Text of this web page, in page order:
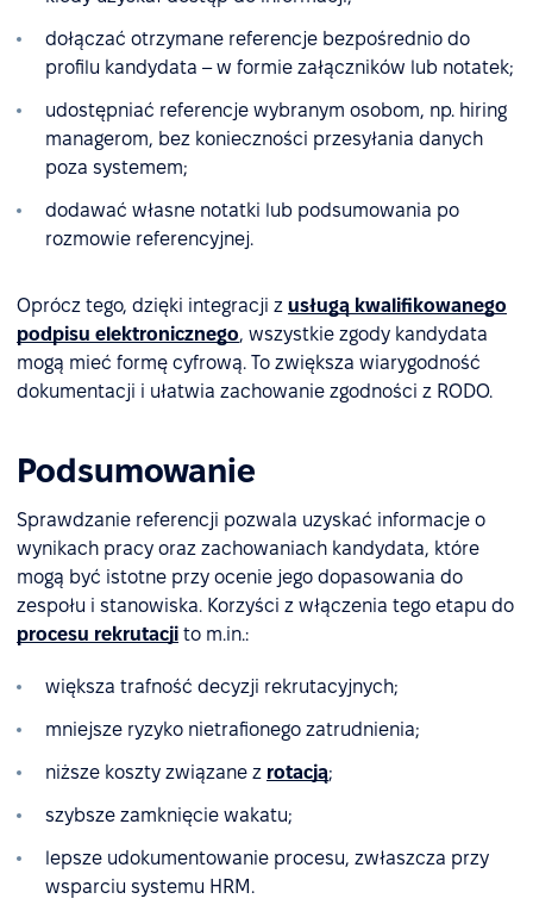
dołączać otrzymane referencje bezpośrednio do
profilu kandydata – w formie załączników lub notatek;
udostępniać referencje wybranym osobom, np. hiring
managerom, bez konieczności przesyłania danych
poza systemem;
dodawać własne notatki lub podsumowania po
rozmowie referencyjnej.
Oprócz tego, dzięki integracji z usługą kwalifikowanego
podpisu elektronicznego, wszystkie zgody kandydata
mogą mieć formę cyfrową. To zwiększa wiarygodność
dokumentacji i ułatwia zachowanie zgodności z RODO.
Podsumowanie
Sprawdzanie referencji pozwala uzyskać informacje o
wynikach pracy oraz zachowaniach kandydata, które
mogą być istotne przy ocenie jego dopasowania do
zespołu i stanowiska. Korzyści z włączenia tego etapu do
procesu rekrutacji to m.in.:
większa trafność decyzji rekrutacyjnych;
mniejsze ryzyko nietrafionego zatrudnienia;
niższe koszty związane z rotacją;
szybsze zamknięcie wakatu;
lepsze udokumentowanie procesu, zwłaszcza przy
wsparciu systemu HRM.